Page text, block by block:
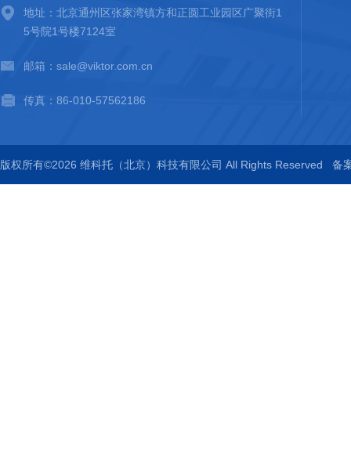
地址：北京通州区张家湾镇方和正圆工业园区广聚街1
5号院1号楼7124室
邮箱：sale@viktor.com.cn
传真：86-010-57562186
版权所有©2026 维科托（北京）科技有限公司 All Rights Reserved 备